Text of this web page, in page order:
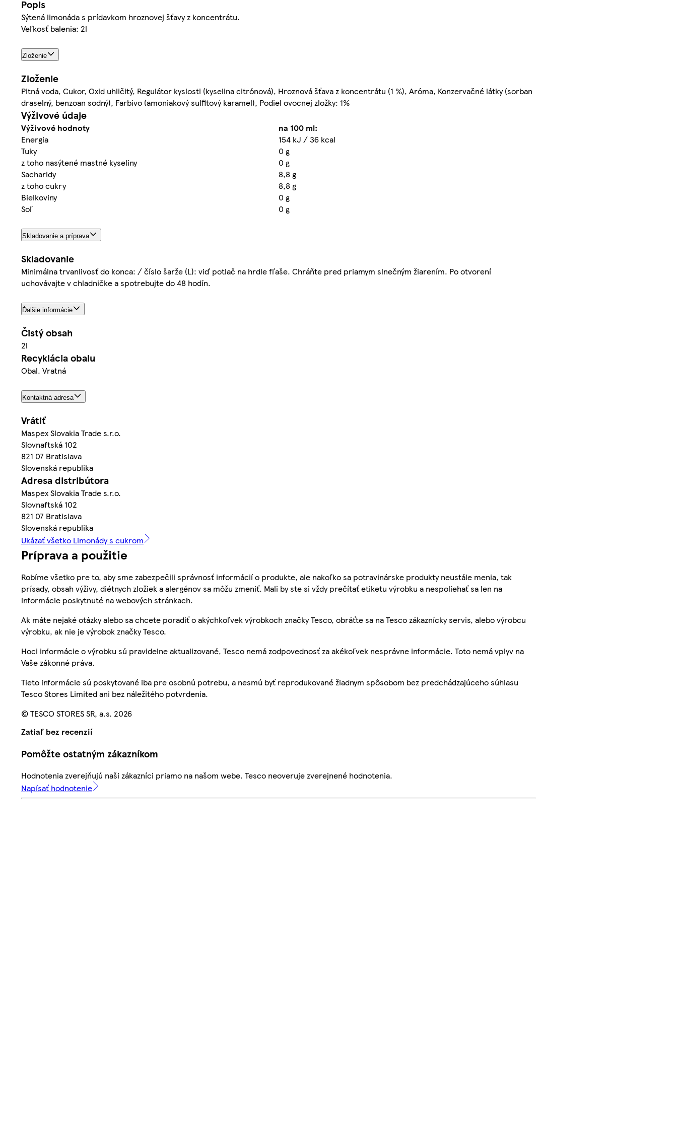
Popis
Sýtená limonáda s prídavkom hroznovej šťavy z koncentrátu.
Veľkosť balenia: 2l
Zloženie
Zloženie
Pitná voda, Cukor, Oxid uhličitý, Regulátor kyslosti (kyselina citrónová), Hroznová šťava z koncentrátu (1 %), Aróma, Konzervačné látky (sorban
draselný, benzoan sodný), Farbivo (amoniakový sulfitový karamel), Podiel ovocnej zložky: 1%
Výživové údaje
Výživové hodnoty
na 100 ml:
Energia
154 kJ / 36 kcal
Tuky
0 g
z toho nasýtené mastné kyseliny
0 g
Sacharidy
8,8 g
z toho cukry
8,8 g
Bielkoviny
0 g
Soľ
0 g
Skladovanie a príprava
Skladovanie
Minimálna trvanlivosť do konca: / číslo šarže (L): viď potlač na hrdle fľaše. Chráňte pred priamym slnečným žiarením. Po otvorení
uchovávajte v chladničke a spotrebujte do 48 hodín.
Ďalšie informácie
Čistý obsah
2l
Recyklácia obalu
Obal. Vratná
Kontaktná adresa
Vrátiť
Maspex Slovakia Trade s.r.o.
Slovnaftská 102
821 07 Bratislava
Slovenská republika
Adresa distribútora
Maspex Slovakia Trade s.r.o.
Slovnaftská 102
821 07 Bratislava
Slovenská republika
Ukázať všetko Limonády s cukrom
Príprava a použitie
Robíme všetko pre to, aby sme zabezpečili správnosť informácií o produkte, ale nakoľko sa potravinárske produkty neustále menia, tak
prísady, obsah výživy, diétnych zložiek a alergénov sa môžu zmeniť. Mali by ste si vždy prečítať etiketu výrobku a nespoliehať sa len na
informácie poskytnuté na webových stránkach.
Ak máte nejaké otázky alebo sa chcete poradiť o akýchkoľvek výrobkoch značky Tesco, obráťte sa na Tesco zákaznícky servis, alebo výrobcu
výrobku, ak nie je výrobok značky Tesco.
Hoci informácie o výrobku sú pravidelne aktualizované, Tesco nemá zodpovednosť za akékoľvek nesprávne informácie. Toto nemá vplyv na
Vaše zákonné práva.
Tieto informácie sú poskytované iba pre osobnú potrebu, a nesmú byť reprodukované žiadnym spôsobom bez predchádzajúceho súhlasu
Tesco Stores Limited ani bez náležitého potvrdenia.
© TESCO STORES SR, a.s. 2026
Zatiaľ bez recenzií
Pomôžte ostatným zákazníkom
Hodnotenia zverejňujú naši zákazníci priamo na našom webe. Tesco neoveruje zverejnené hodnotenia.
Napísať hodnotenie